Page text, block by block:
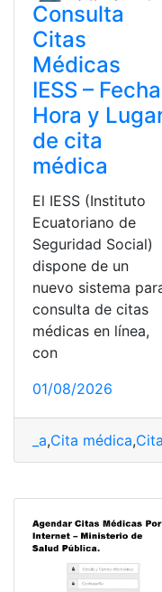
Consulta
Citas
Médicas
IESS –
Hora y
de cita
médica
El IESS (Instituto
Ecuatoriano de
Seguridad Social)
dispone de un
nuevo sistema
consulta de citas
médicas en línea,
con
01/08/2026
_a,Cita médica,